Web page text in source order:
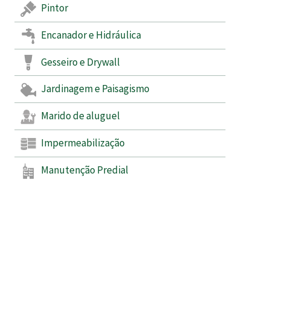
Pintor
Encanador e Hidráulica
Gesseiro e Drywall
Jardinagem e Paisagismo
Marido de aluguel
Impermeabilização
Manutenção Predial